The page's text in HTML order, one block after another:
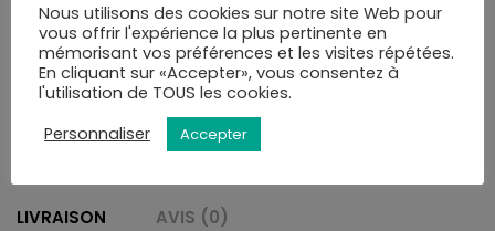
Ajouter à ma liste de souhaits
UGS :LS2060-2/1
CATÉGORIES :ACIER,BIJOUX HOMME, BRACELETS
LIVRAISON AVIS (0)
Nous utilisons des cookies sur notre site Web pour
vous offrir l'expérience la plus pertinente en
mémorisant vos préférences et les visites répétées.
En cliquant sur «Accepter», vous consentez à
l'utilisation de TOUS les cookies.
Personnaliser
Accepter